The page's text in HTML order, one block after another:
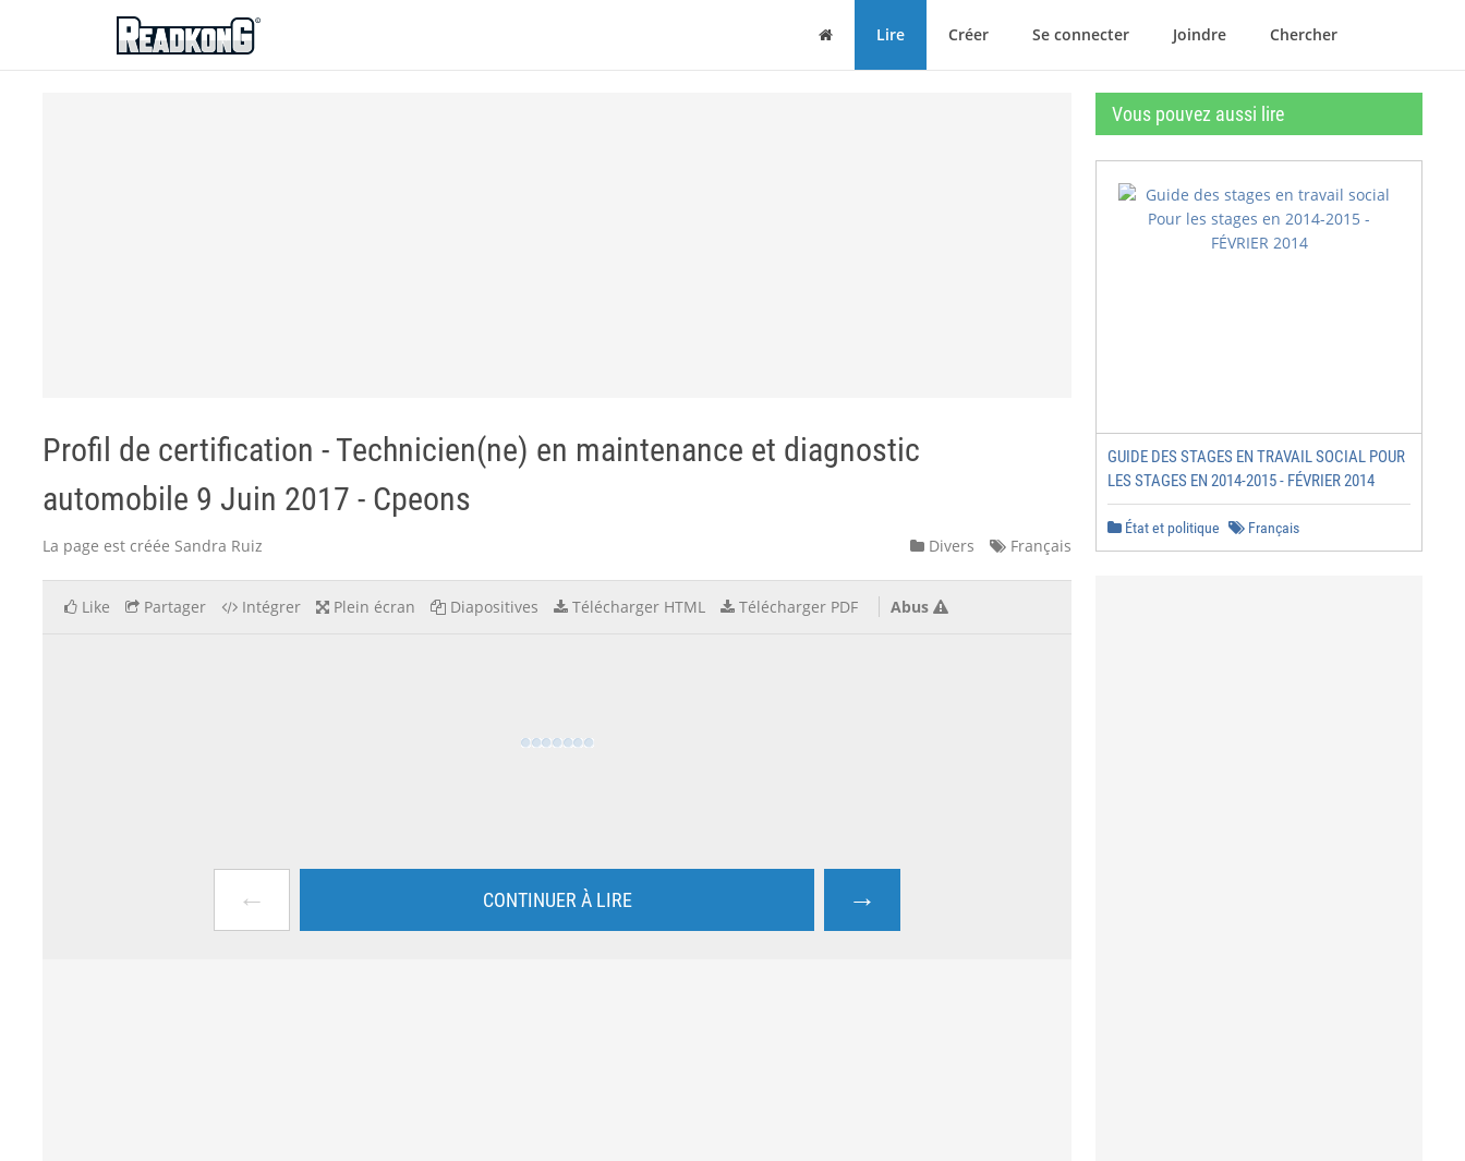
ReadkonG
MaisonLire Créer Se connecter Joindre Chercher
Profil de certification - Technicien(ne) en maintenance et diagnostic
automobile 9 Juin 2017 - Cpeons
La page est créée Sandra Ruiz Divers Français
Like Partager Intégrer Plein écran Diapositives Télécharger HTML Télécharger PDF Abus
← CONTINUER À LIRE →
Vous pouvez aussi lire
GUIDE DES STAGES EN TRAVAIL SOCIAL POUR
LES STAGES EN 2014-2015 - FÉVRIER 2014
État et politique Français